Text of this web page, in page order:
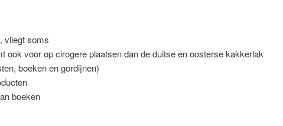
vliegt soms
ook voor op cirogere plaatsen dan de duitse en oosterse kakkerlak
boeken en gordijnen)
boeken